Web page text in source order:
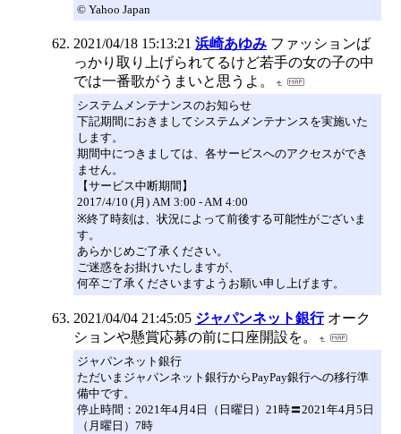
© Yahoo Japan
2021/04/18 15:13:21 浜崎あゆみ ファッションば
っかり取り上げられてるけど若手の女の子の中
では一番歌がうまいと思うよ。
システムメンテナンスのお知らせ
下記期間におきましてシステムメンテナンスを実施いた
します。
期間中につきましては、各サービスへのアクセスができ
ません。
【サービス中断期間】
2017/4/10 (月) AM 3:00 - AM 4:00
※終了時刻は、状況によって前後する可能性がございま
す。
あらかじめご了承ください。
ご迷惑をお掛けいたしますが、
何卒ご了承くださいますようお願い申し上げます。
2021/04/04 21:45:05 ジャパンネット銀行 オーク
ションや懸賞応募の前に口座開設を。
ジャパンネット銀行
ただいまジャパンネット銀行からPayPay銀行への移行準
備中です。
停止時間：2021年4月4日（日曜日）21時〓2021年4月5日
（月曜日）7時